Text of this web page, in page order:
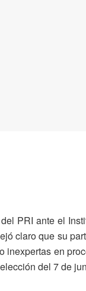
PRI ante el
claro que su
inexpertas en
del 7 de